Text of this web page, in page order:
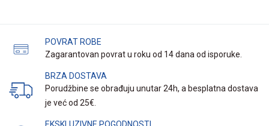
POVRAT ROBE
Zagarantovan povrat u roku od 14 dana od isporuke.
BRZA DOSTAVA
Porudžbine se obrađuju unutar 24h, a besplatna dostava
je već od 25€.